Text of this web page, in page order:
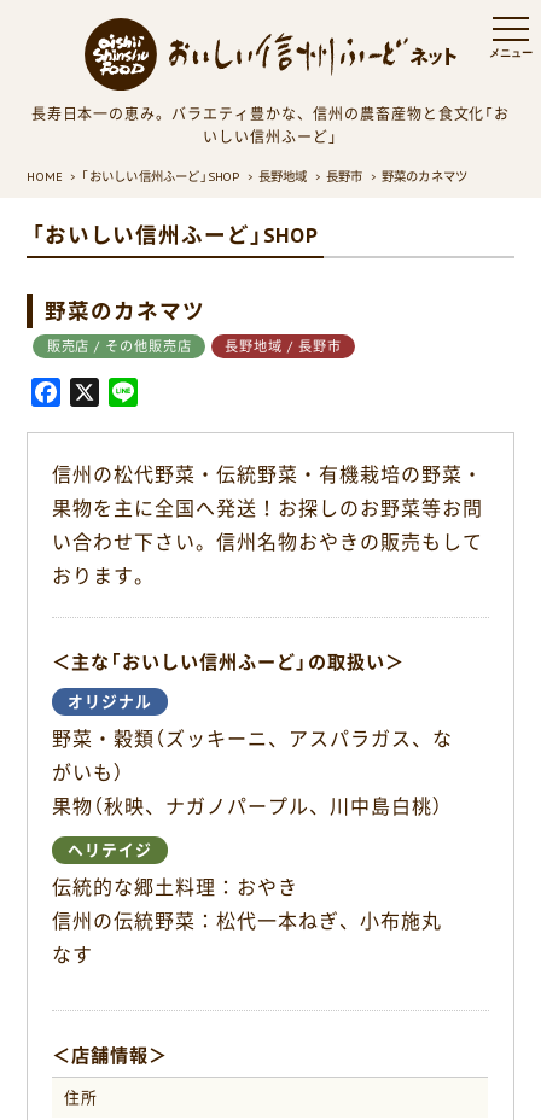
長寿日本一の恵み。バラエティ豊かな、信州の農畜産物と食文化「お
いしい信州ふーど」
HOME 「おいしい信州ふーど」SHOP 長野地域 長野市 野菜のカネマツ
「おいしい信州ふーど」SHOP
野菜のカネマツ
販売店 / その他販売店 長野地域 / 長野市
e
b
o
o
X
e
信州の松代野菜・伝統野菜・有機栽培の野菜・
果物を主に全国へ発送！お探しのお野菜等お問
い合わせ下さい。信州名物おやきの販売もして
おります。
＜主な「おいしい信州ふーど」の取扱い＞
オリジナル
野菜・穀類（ズッキーニ、アスパラガス、な
がいも）
果物（秋映、ナガノパープル、川中島白桃）
ヘリテイジ
伝統的な郷土料理：おやき
信州の伝統野菜：松代一本ねぎ、小布施丸
なす
＜店舗情報＞
住所